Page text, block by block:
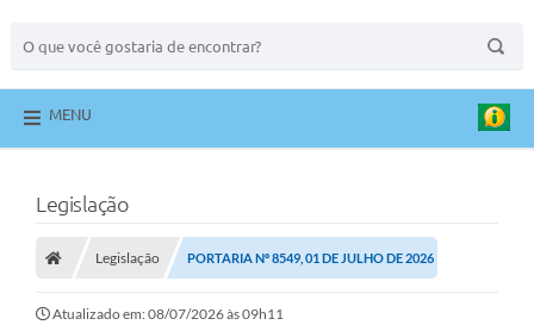
MENU
Legislação
Legislação PORTARIA Nº 8549, 01 DE JULHO DE 2026
Atualizado em: 08/07/2026 às 09h11